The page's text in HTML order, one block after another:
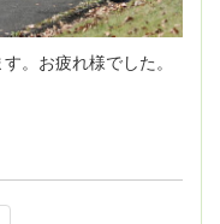
。お疲れ様でした。